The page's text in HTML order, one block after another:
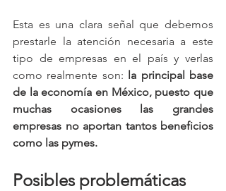
Esta es una clara señal que debemos
prestarle la atención necesaria a este
tipo de empresas en el país y verlas
como realmente son: la principal base
de la economía en México, puesto que
muchas ocasiones las grandes
empresas no aportan tantos beneficios
como las pymes.
Posibles problemáticas